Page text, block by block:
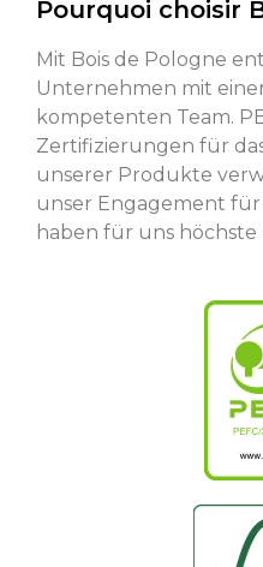
Pourquoi choisir
Mit Bois de Pologne
Unternehmen mit
kompetenten Team.
Zertifizierungen für
unserer Produkte
unser Engagement
haben für uns höchste